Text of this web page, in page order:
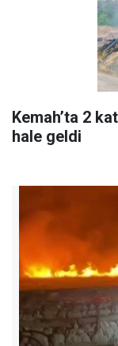
Kemah’ta 2
hale geldi